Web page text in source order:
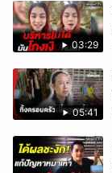
03:29
05:41